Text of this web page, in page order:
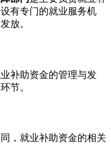
有专门的就业服务机
放。
补助资金的管理与发
节。
，就业补助资金的相关